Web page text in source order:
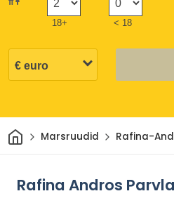
18+ < 18
Avaleht
Marsruudid Rafina-
Rafina Andros